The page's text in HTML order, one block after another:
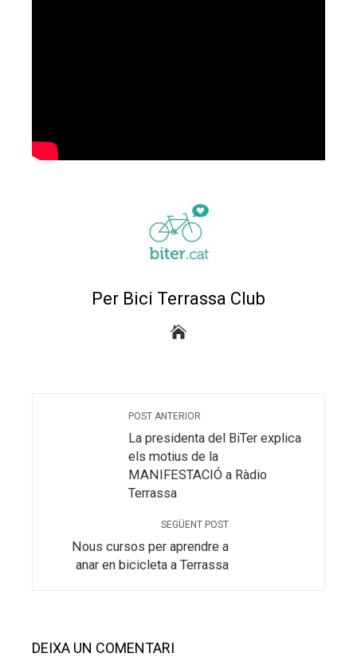
Per Bici Terrassa Club
POST ANTERIOR
La presidenta del BiTer explica
els motius de la
MANIFESTACIÓ a Ràdio
Terrassa
SEGÜENT POST
Nous cursos per aprendre a
anar en bicicleta a Terrassa
DEIXA UN COMENTARI